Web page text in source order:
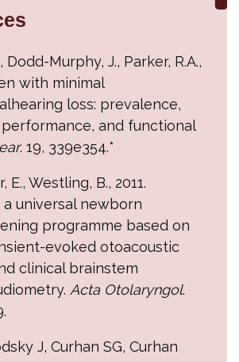
Dodd-Murphy, J., Parker, R.A.,
with minimal
loss: prevalence,
and functional
. 19, 339e354.*
E., Westling, B., 2011.
universal newborn
programme based on
evoked otoacoustic
clinical brainstem
Acta Otolaryngol.
J, Curhan SG, Curhan